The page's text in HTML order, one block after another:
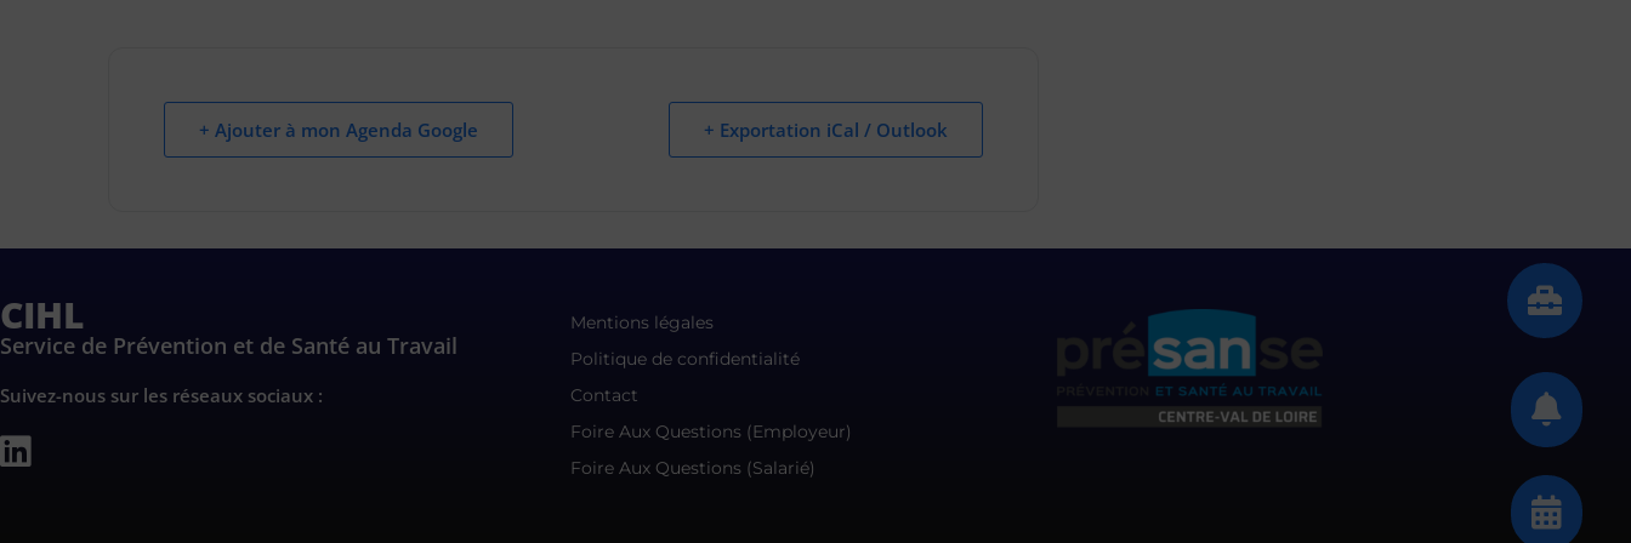
+ Ajouter à mon Agenda Google + Exportation iCal / Outlook
CIHL
Service de Prévention et de Santé au Travail
Suivez-nous sur les réseaux sociaux :
Mentions légales
Politique de confidentialité
Contact
Foire Aux Questions (Employeur)
Foire Aux Questions (Salarié)